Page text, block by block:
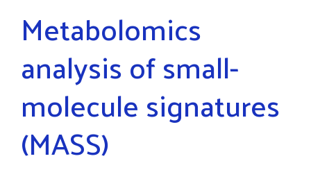
Metabolomics
analysis of small-
molecule signatures
(MASS)